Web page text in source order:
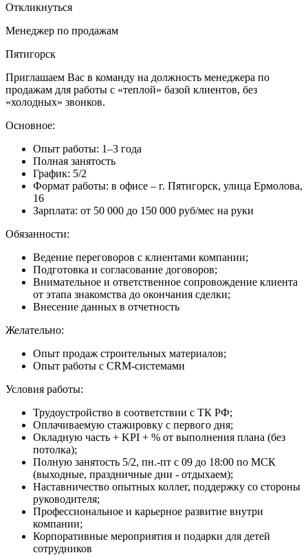
Откликнуться
Менеджер по продажам
Пятигорск
Приглашаем Вас в команду на должность менеджера по
продажам для работы с «теплой» базой клиентов, без
«холодных» звонков.
Основное:
Опыт работы: 1–3 года
Полная занятость
График: 5/2
Формат работы: в офисе – г. Пятигорск, улица Ермолова,
16
Зарплата: от 50 000 до 150 000 руб/мес на руки
Обязанности:
Ведение переговоров с клиентами компании;
Подготовка и согласование договоров;
Внимательное и ответственное сопровождение клиента
от этапа знакомства до окончания сделки;
Внесение данных в отчетность
Желательно:
Опыт продаж строительных материалов;
Опыт работы с CRM-системами
Условия работы:
Трудоустройство в соответствии с ТК РФ;
Оплачиваемую стажировку с первого дня;
Окладную часть + KPI + % от выполнения плана (без
потолка);
Полную занятость 5/2, пн.-пт с 09 до 18:00 по МСК
(выходные, праздничные дни - отдыхаем);
Наставничество опытных коллег, поддержку со стороны
руководителя;
Профессиональное и карьерное развитие внутри
компании;
Корпоративные мероприятия и подарки для детей
сотрудников